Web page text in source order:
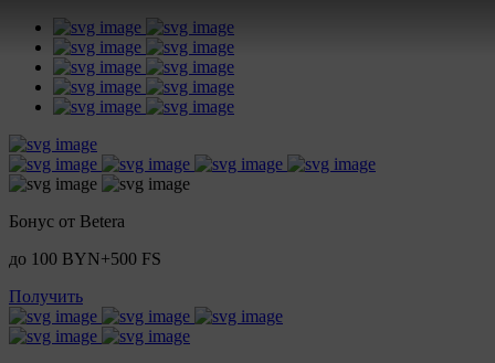
Бонус от Betera
до 100 BYN+500 FS
Получить